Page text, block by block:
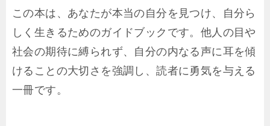
この本は、あなたが本当の自分を見つけ、自分ら
しく生きるためのガイドブックです。他人の目や
社会の期待に縛られず、自分の内なる声に耳を傾
けることの大切さを強調し、読者に勇気を与える
一冊です。